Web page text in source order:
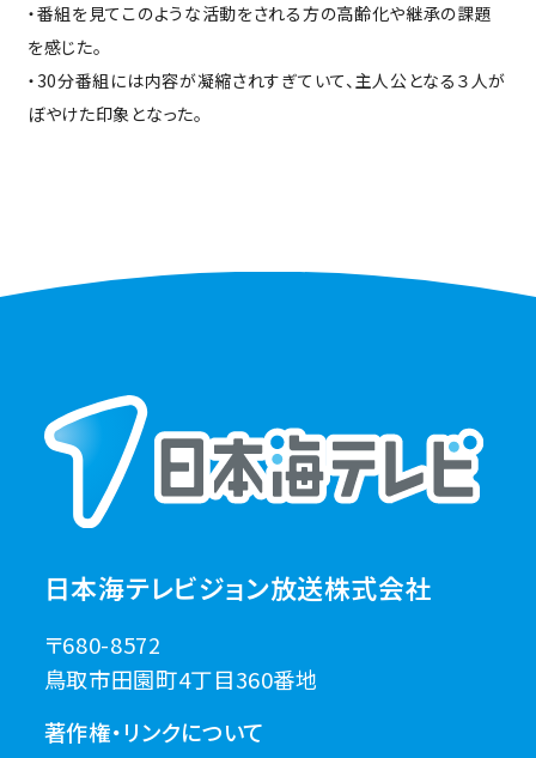
・番組を見てこのような活動をされる方の高齢化や継承の課題
を感じた。
・30分番組には内容が凝縮されすぎていて、主人公となる３人が
ぼやけた印象となった。
日本海テレビジョン放送株式会社
〒680-8572
鳥取市田園町4丁目360番地
著作権・リンクについて